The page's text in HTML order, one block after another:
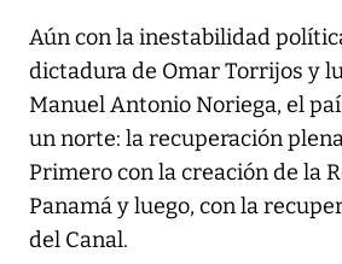
Aún con la inestabilidad
dictadura de Omar Torrijos y
Manuel Antonio Noriega, el
un norte: la recuperación
Primero con la creación de la
Panamá y luego, con la
del Canal.